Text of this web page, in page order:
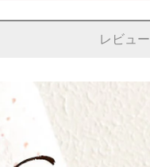
レビュー